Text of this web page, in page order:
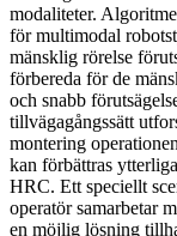
modaliteter.
för multimodal
mänsklig rörelse
förbereda för de
och snabb
tillvägagångssätt
montering
kan förbättras
HRC. Ett speciellt
operatör samarbetar
en möjlig lösning